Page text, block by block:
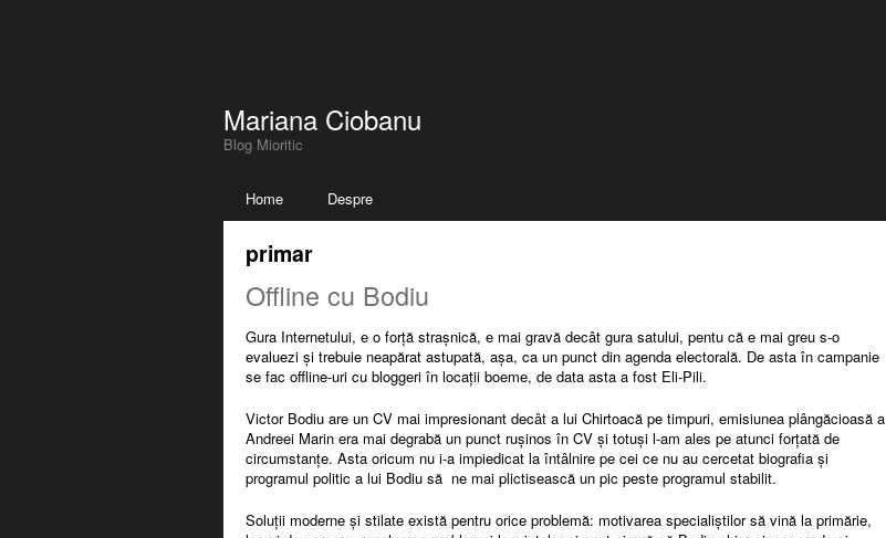
Mariana Ciobanu
Blog Mioritic
Home Despre
primar
Offline cu Bodiu
Gura Internetului, e o forță strașnică, e mai gravă decât gura satului, pentu că e mai greu s-o
evaluezi și trebuie neapărat astupată, așa, ca un punct din agenda electorală. De asta în campanie
se fac offline-uri cu bloggeri în locații boeme, de data asta a fost Eli-Pili.
Victor Bodiu are un CV mai impresionant decât a lui Chirtoacă pe timpuri, emisiunea plângăcioasă a
Andreei Marin era mai degrabă un punct rușinos în CV și totuși l-am ales pe atunci forțată de
circumstanțe. Asta oricum nu i-a impiedicat la întâlnire pe cei ce nu au cercetat biografia și
programul politic a lui Bodiu să ne mai plictisească un pic peste programul stabilit.
Soluții moderne și stilate există pentru orice problemă: motivarea specialiștilor să vină la primărie,